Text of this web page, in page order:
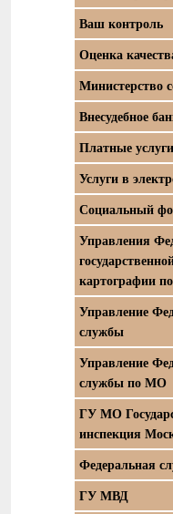
Ваш контроль
Оценка
Министерство
Внесудебное
Платные услуги
Услуги в
Социальный
Управления
картографии
Управление
службы
Управление
службы по МО
ГУ МО
инспекция
Федеральная
ГУ МВД